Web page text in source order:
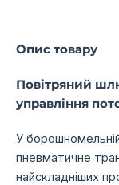
Опис товару
Повітряний
управління
У
пневматичне
найскладніших